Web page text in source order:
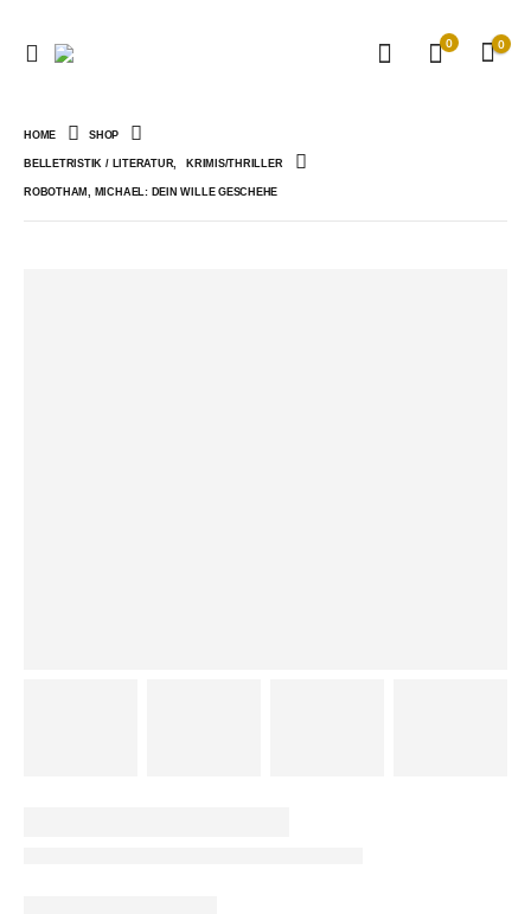
0 0
HOME SHOP
BELLETRISTIK / LITERATUR, KRIMIS/THRILLER
ROBOTHAM, MICHAEL: DEIN WILLE GESCHEHE